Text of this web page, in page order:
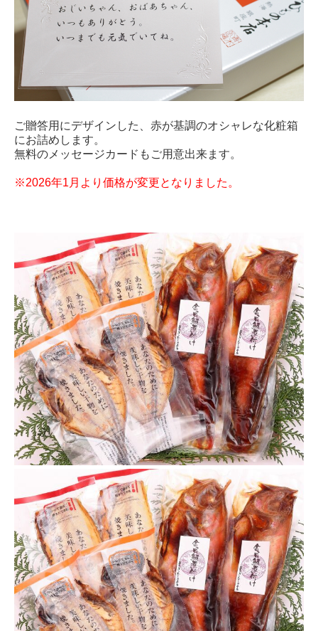
ご贈答用にデザインした、赤が基調のオシャレな化粧箱
にお詰めします。
無料のメッセージカードもご用意出来ます。
※2026年1月より価格が変更となりました。